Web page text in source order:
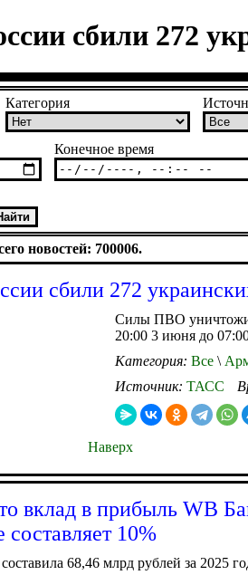
сбили 272
Категория
Конечное время
новостей: 700006.
сбили 272
Силы ПВО
20:00 3 июня до
Категория: Все \
Источник: ТАСС
Наверх
вклад в прибыль WB
10%
68,46 млрд рублей за 2025